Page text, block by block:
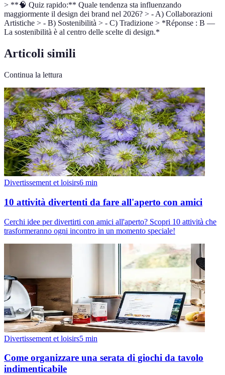
> **🧠 Quiz rapido:** Quale tendenza sta influenzando
maggiormente il design dei brand nel 2026? > - A) Collaborazioni
Artistiche > - B) Sostenibilità > - C) Tradizione > *Réponse : B —
La sostenibilità è al centro delle scelte di design.*
Articoli simili
Continua la lettura
Divertissement et loisirs6 min
10 attività divertenti da fare all'aperto con amici
Cerchi idee per divertirti con amici all'aperto? Scopri 10 attività che
trasformeranno ogni incontro in un momento speciale!
Divertissement et loisirs5 min
Come organizzare una serata di giochi da tavolo
indimenticabile